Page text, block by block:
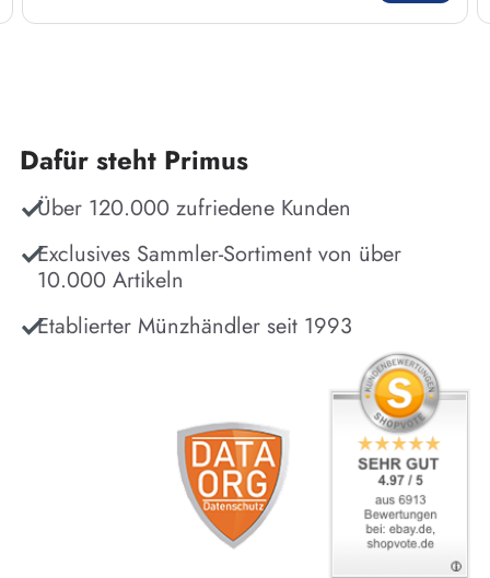
Dafür steht Primus
Über 120.000 zufriedene Kunden
Exclusives Sammler-Sortiment von über
10.000 Artikeln
Etablierter Münzhändler seit 1993